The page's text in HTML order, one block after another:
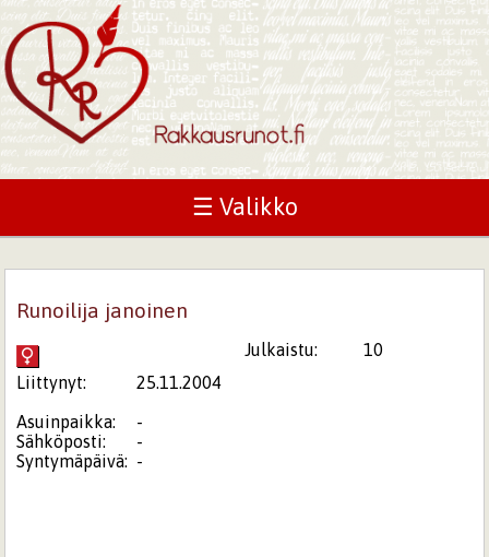
☰ Valikko
Runoilija janoinen
Julkaistu:
10
Liittynyt:
25.11.2004
Asuinpaikka:
-
Sähköposti:
-
Syntymäpäivä: -